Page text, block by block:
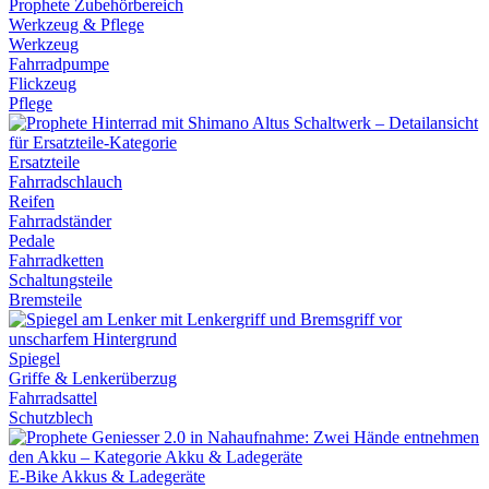
Werkzeug & Pflege
Werkzeug
Fahrradpumpe
Flickzeug
Pflege
Ersatzteile
Fahrradschlauch
Reifen
Fahrradständer
Pedale
Fahrradketten
Schaltungsteile
Bremsteile
Spiegel
Griffe & Lenkerüberzug
Fahrradsattel
Schutzblech
E-Bike Akkus & Ladegeräte